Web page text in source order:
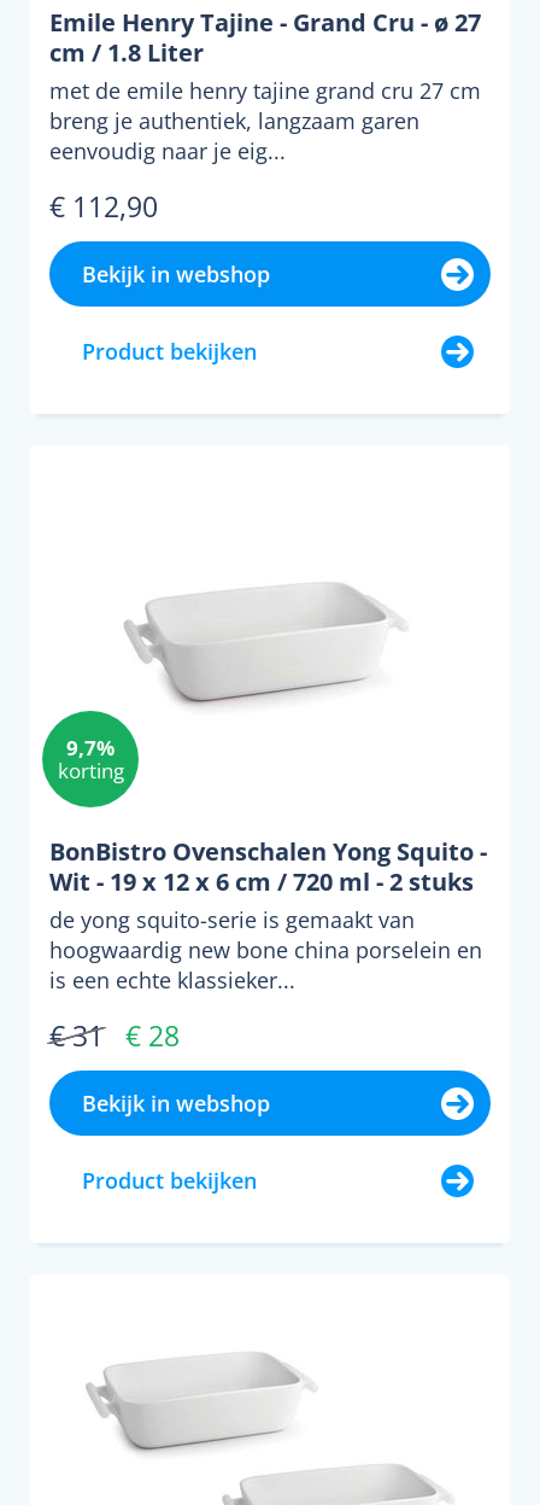
Emile Henry Tajine - Grand Cru - ø 27
cm / 1.8 Liter
met de emile henry tajine grand cru 27 cm
breng je authentiek, langzaam garen
eenvoudig naar je eig...
€ 112,90
Bekijk in webshop
Product bekijken
9,7%
korting
BonBistro Ovenschalen Yong Squito -
Wit - 19 x 12 x 6 cm / 720 ml - 2 stuks
de yong squito-serie is gemaakt van
hoogwaardig new bone china porselein en
is een echte klassieker...
€ 31 € 28
Bekijk in webshop
Product bekijken